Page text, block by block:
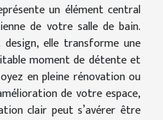
un élément central
de votre salle de bain.
elle transforme une
moment de détente et
en pleine rénovation ou
de votre espace,
clair peut s’avérer être